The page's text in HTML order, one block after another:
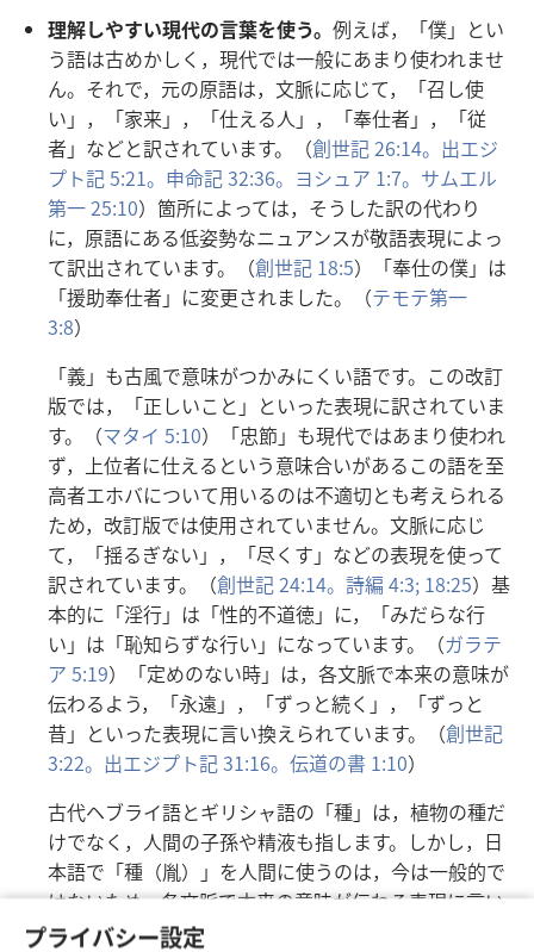
プライバシー設定
理解しやすい現代の言葉を使う。 例えば，「僕」とい
う語は古めかしく，現代では一般にあまり使われませ
ん。それで，元の原語は，文脈に応じて，「召し使
い」，「家来」，「仕える人」，「奉仕者」，「従
者」などと訳されています。（創世記 26:14。 出エジ
プト記 5:21。 申命記 32:36。 ヨシュア 1:7。 サムエル
第一 25:10）箇所によっては，そうした訳の代わり
に，原語にある低姿勢なニュアンスが敬語表現によっ
て訳出されています。（創世記 18:5）「奉仕の僕」は
「援助奉仕者」に変更されました。（テモテ第一
3:8）
「義」も古風で意味がつかみにくい語です。この改訂
版では，「正しいこと」といった表現に訳されていま
す。（マタイ 5:10）「忠節」も現代ではあまり使われ
ず，上位者に仕えるという意味合いがあるこの語を至
高者エホバについて用いるのは不適切とも考えられる
ため，改訂版では使用されていません。文脈に応じ
て，「揺るぎない」，「尽くす」などの表現を使って
訳されています。（創世記 24:14。 詩編 4:3; 18:25）基
本的に「淫行」は「性的不道徳」に，「みだらな行
い」は「恥知らずな行い」になっています。（ガラテ
ア 5:19）「定めのない時」は，各文脈で本来の意味が
伝わるよう，「永遠」，「ずっと続く」，「ずっと
昔」といった表現に言い換えられています。（創世記
3:22。 出エジプト記 31:16。 伝道の書 1:10）
古代ヘブライ語とギリシャ語の「種」は，植物の種だ
けでなく，人間の子孫や精液も指します。しかし，日
本語で「種（胤）」を人間に使うのは，今は一般的で
はないため，各文脈で本来の意味が伝わる表現に言い
換えられています。（